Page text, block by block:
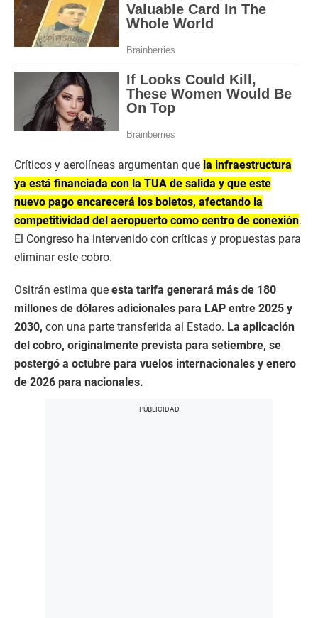
Críticos y aerolíneas argumentan que la infraestructura
ya está financiada con la TUA de salida y que este
nuevo pago encarecerá los boletos, afectando la
competitividad del aeropuerto como centro de conexión.
El Congreso ha intervenido con críticas y propuestas para
eliminar este cobro.
Ositrán estima que esta tarifa generará más de 180
millones de dólares adicionales para LAP entre 2025 y
2030, con una parte transferida al Estado. La aplicación
del cobro, originalmente prevista para setiembre, se
postergó a octubre para vuelos internacionales y enero
de 2026 para nacionales.